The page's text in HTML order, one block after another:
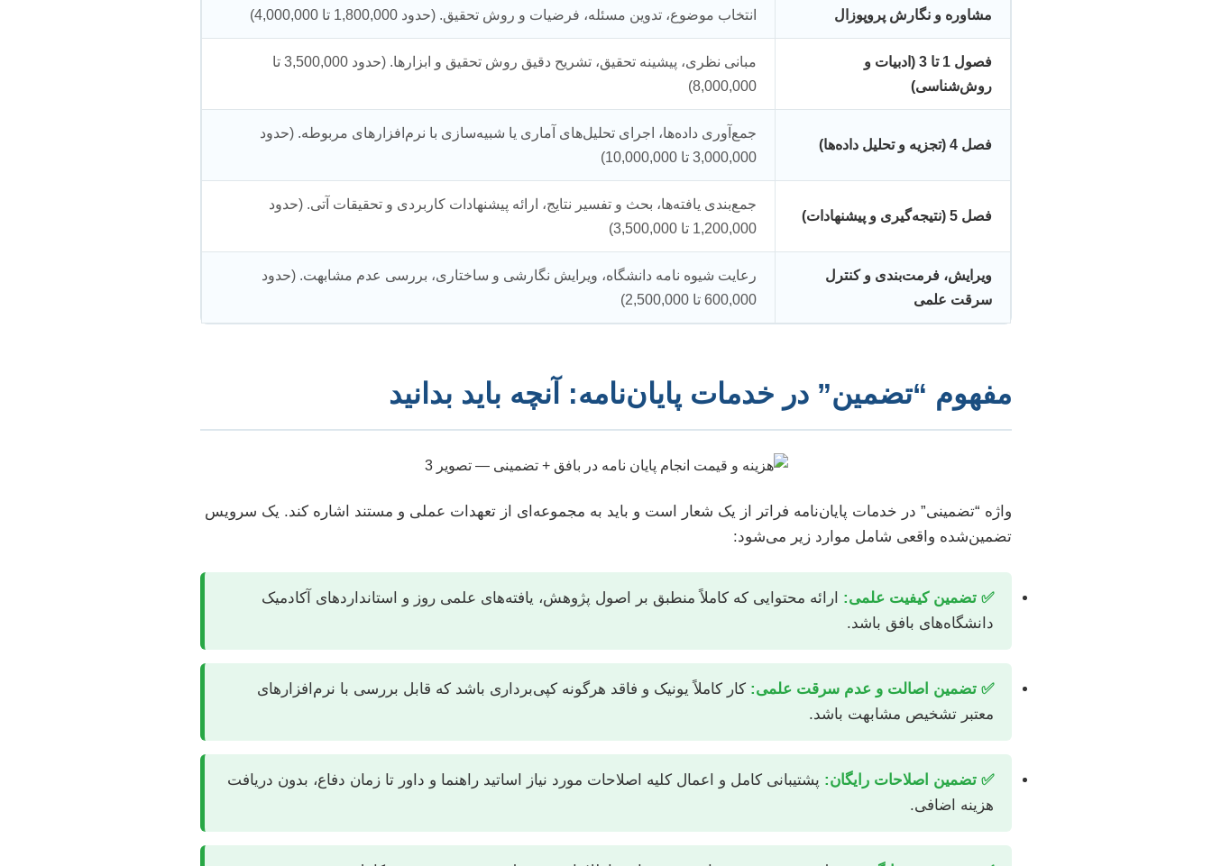
مشاوره و نگارش پروپوزال انتخاب موضوع، تدوین مسئله، فرضیات و روش تحقیق. (حدود 1,800,000 تا 4,000,000)
فصول 1 تا 3 (ادبیات و
روش‌شناسی)
مبانی نظری، پیشینه تحقیق، تشریح دقیق روش تحقیق و ابزارها. (حدود 3,500,000 تا
8,000,000)
فصل 4 (تجزیه و تحلیل داده‌ها)
جمع‌آوری داده‌ها، اجرای تحلیل‌های آماری یا شبیه‌سازی با نرم‌افزارهای مربوطه. (حدود
3,000,000 تا 10,000,000)
فصل 5 (نتیجه‌گیری و پیشنهادات)
جمع‌بندی یافته‌ها، بحث و تفسیر نتایج، ارائه پیشنهادات کاربردی و تحقیقات آتی. (حدود
1,200,000 تا 3,500,000)
ویرایش، فرمت‌بندی و کنترل
سرقت علمی
رعایت شیوه نامه دانشگاه، ویرایش نگارشی و ساختاری، بررسی عدم مشابهت. (حدود
600,000 تا 2,500,000)
مفهوم “تضمین” در خدمات پایان‌نامه: آنچه باید بدانید
واژه “تضمینی” در خدمات پایان‌نامه فراتر از یک شعار است و باید به مجموعه‌ای از تعهدات عملی و مستند اشاره کند. یک سرویس
تضمین‌شده واقعی شامل موارد زیر می‌شود:
✅ تضمین کیفیت علمی: ارائه محتوایی که کاملاً منطبق بر اصول پژوهش، یافته‌های علمی روز و استانداردهای آکادمیک
دانشگاه‌های بافق باشد.
✅ تضمین اصالت و عدم سرقت علمی: کار کاملاً یونیک و فاقد هرگونه کپی‌برداری باشد که قابل بررسی با نرم‌افزارهای
معتبر تشخیص مشابهت باشد.
✅ تضمین اصلاحات رایگان: پشتیبانی کامل و اعمال کلیه اصلاحات مورد نیاز اساتید راهنما و داور تا زمان دفاع، بدون دریافت
هزینه اضافی.